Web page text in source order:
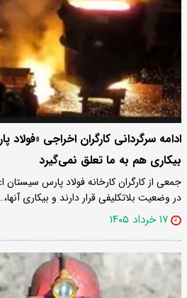
ادامه سرگردانی کارگران اخراجی
بیکاری هم به ما تعلق نمی‌گیرد
جمعی از کارگران کارخانه فولاد پارس سیستان
در وضعیت بلاتکلیفی قرار دارند و بیکاری
۱۷ خرداد ۱۴۰۵